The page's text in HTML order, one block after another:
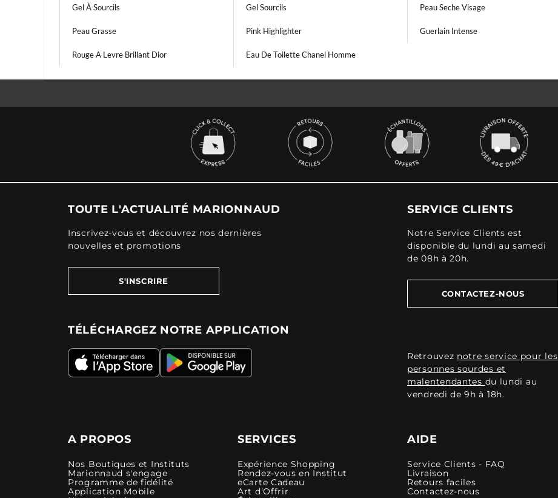
Gel À Sourcils Gel Sourcils Peau Seche Visage
Peau Grasse Pink Highlighter Guerlain Intense
Rouge A Levre Brillant Dior Eau De Toilette Chanel Homme
TOUTE L'ACTUALITÉ MARIONNAUD
Inscrivez-vous et découvrez nos dernières
nouvelles et promotions
S'INSCRIRE
TÉLÉCHARGEZ NOTRE APPLICATION
SERVICE CLIENTS
Notre Service Clients est
disponible du lundi au samedi
de 08h à 20h.
CONTACTEZ-NOUS
Retrouvez notre service pour les
personnes sourdes et
malentendantes du lundi au
vendredi de 9h à 18h.
A PROPOS
Nos Boutiques et Instituts
Marionnaud s'engage
Programme de fidélité
Application Mobile
SERVICES
Expérience Shopping
Rendez-vous en Institut
eCarte Cadeau
Art d'Offrir
AIDE
Service Clients - FAQ
Livraison
Retours faciles
Contactez-nous